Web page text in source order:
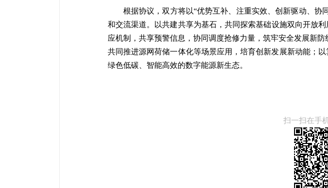
根据协议，双方将以“优势互补、注重实效、创新驱动 协同
和交流渠道。
以共建共享为基石，共同探索基础设施双向开放
应机制，共享预警信息，协同调度抢修力量，筑牢安全发展新
共同推进源网荷储一体化等场景应用，培育创新发展新动能；
绿色低碳、智能高效的数字能源新生态。
扫一扫在手